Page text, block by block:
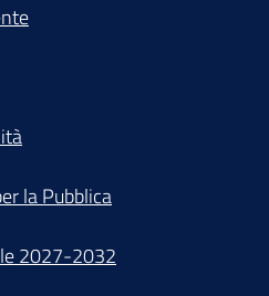
la Pubblica
2027-2032